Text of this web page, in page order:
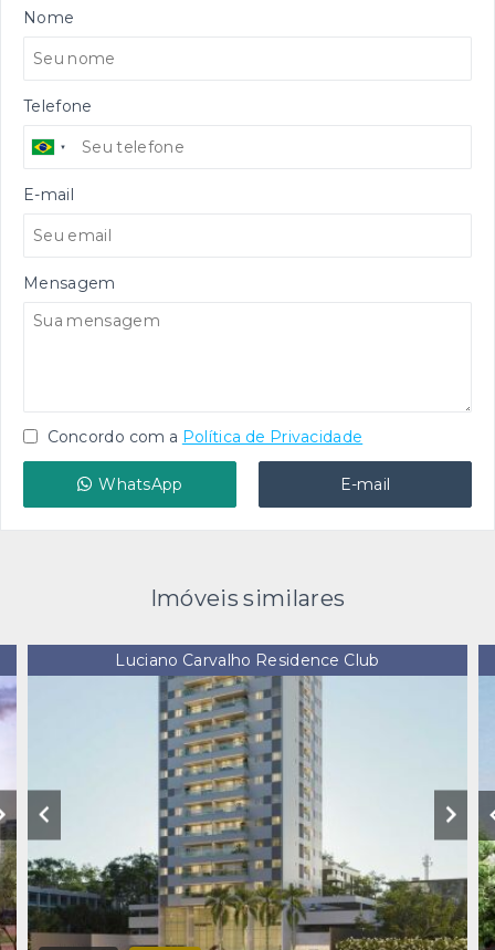
Nome
Telefone
E-mail
Mensagem
Concordo com a Política de Privacidade
WhatsApp E-mail
Imóveis similares
Luciano Carvalho Residence Club